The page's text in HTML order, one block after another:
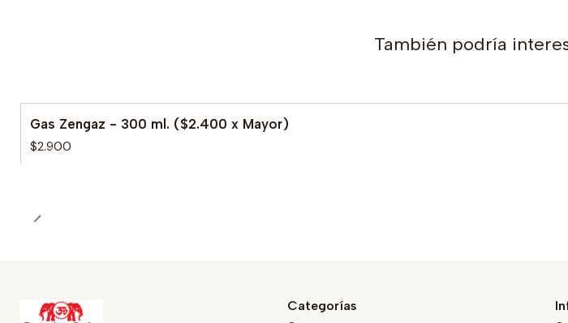
También podría
Gas Zengaz - 300 ml. ($2.400 x Mayor)
$2.900
Categorías